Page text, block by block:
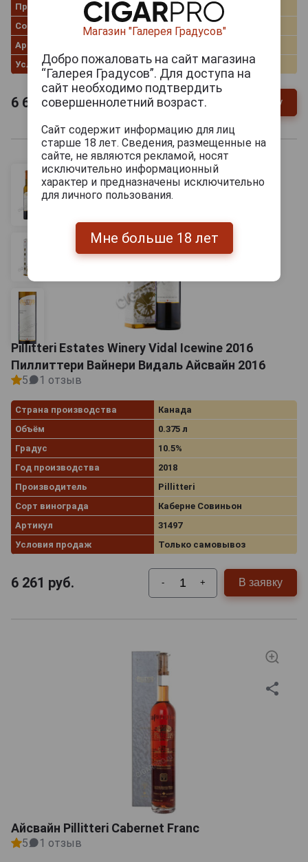
Производитель
Inniskillin
Сорт винограда
Каберне Фран
Артикул
Условия продаж
Только самовывоз
6 639руб. - + В заявку
Pillitteri Estates Winery Vidal Icewine 2016
Пиллиттери Вайнери Видаль Айсвайн 2016
5 1 отзыв
Страна производства
Канада
Объём
0.375 л
Градус
10.5%
Год производства
2018
Производитель
Pillitteri
Сорт винограда
Каберне Совиньон
Артикул
31497
Условия продаж
Только самовывоз
6 261 руб. - + В заявку
Айсвайн Pillitteri Cabernet Franc
5 1 отзыв
Магазин "Галерея Градусов"
Добро пожаловать на сайт магазина
“Галерея Градусов”. Для доступа на
сайт необходимо подтвердить
совершеннолетний возраст.
Сайт содержит информацию для лиц
старше 18 лет. Сведения, размещенные на
сайте, не являются рекламой, носят
исключительно информационный
характер и предназначены исключительно
для личного пользования.
Мне больше 18 лет